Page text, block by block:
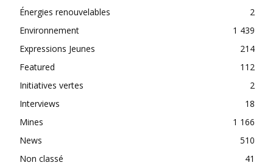
Énergies renouvelables
2
Environnement
1 439
Expressions Jeunes
214
Featured
112
Initiatives vertes
2
Interviews
18
Mines
1 166
News
510
Non classé
41